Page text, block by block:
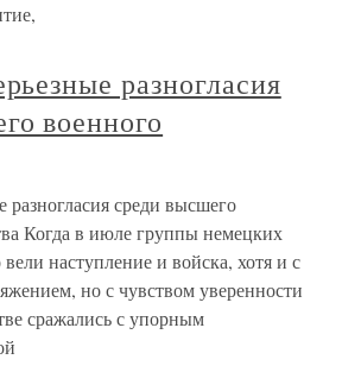
разногласия
военного
разногласия среди высшего
Когда в июле группы немецких
наступление и войска, хотя и с
но с чувством уверенности
сражались с упорным